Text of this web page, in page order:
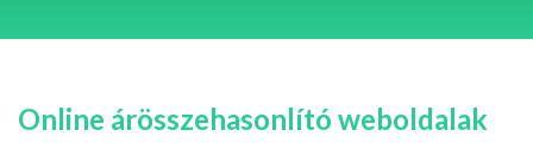
Online árösszehasonlító weboldalak